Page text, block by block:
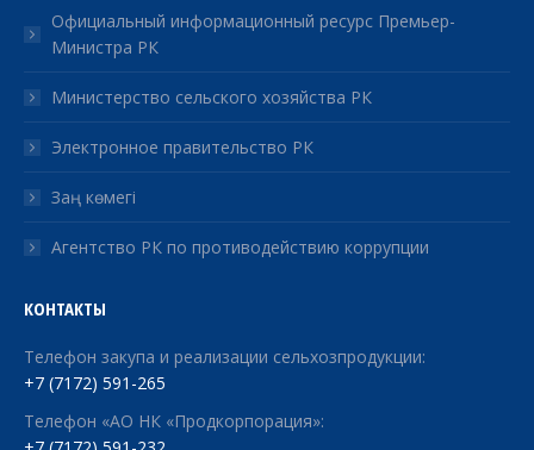
Официальный информационный ресурс Премьер-
Министра РК
Министерство сельского хозяйства РК
Электронное правительство РК
Заң көмегі
Агентство РК по противодействию коррупции
КОНТАКТЫ
Телефон закупа и реализации сельхозпродукции:
+7 (7172) 591-265
Телефон «АО НК «Продкорпорация»: